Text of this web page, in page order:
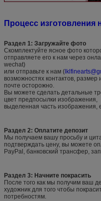
Процесс изготовления
Раздел 1: Загружайте фото
Скомплектуйте ясное фото
отправляете его к нам через
wechat)
или отправьте к нам (
возможностях контактов,
почте осторожно.
Вы можете сделать детальные
цвет предпосылки изображения,
выделенная часть изображения,
Раздел 2: Оплатите депозит
Мы получаем вашу просьбу и
подтверждать цену, вы можете
PayPal, банковский трансфер,
Раздел 3: Начните покрасить
После того как мы получим ваш
художник для того чтобы
потребностям.